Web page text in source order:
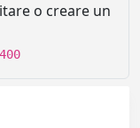
o creare un